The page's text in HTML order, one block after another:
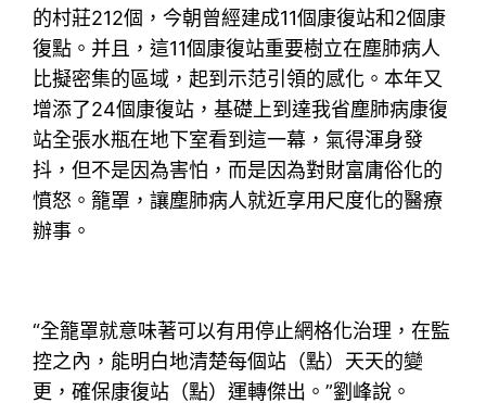
的村莊212個，今朝曾經建成11個康復站和2個康
復點。并且，這11個康復站重要樹立在塵肺病人
比擬密集的區域，起到示范引領的感化。本年又
增添了24個康復站，基礎上到達我省塵肺病康復
站全張水瓶在地下室看到這一幕，氣得渾身發
抖，但不是因為害怕，而是因為對財富庸俗化的
憤怒。籠罩，讓塵肺病人就近享用尺度化的醫療
辦事。
“全籠罩就意味著可以有用停止網格化治理，在監
控之內，能明白地清楚每個站（點）天天的變
更，確保康復站（點）運轉傑出。”劉峰說。